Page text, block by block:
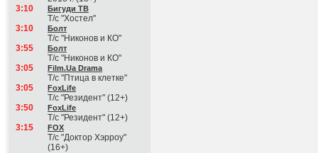
3:10
Бигуди ТВ
Т/с "Хостел"
3:10
Болт
Т/с "Никонов и КО"
3:55
Болт
Т/с "Никонов и КО"
3:05
Film.Ua Drama
Т/с "Птица в клетке"
3:05
FoxLife
Т/с "Резидент" (12+)
3:50
FoxLife
Т/с "Резидент" (12+)
3:15
FOX
Т/с "Доктор Хэрроу"
(16+)